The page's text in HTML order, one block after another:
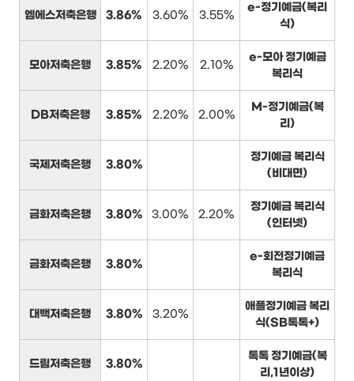
엠에스저축은행 3.86% 3.60% 3.55%
e-정기예금(복리
식)
모아저축은행 3.85% 2.20% 2.10%
e-모아 정기예금
복리식
DB저축은행 3.85% 2.20% 2.00%
M-정기예금(복
리)
국제저축은행 3.80%
정기예금 복리식
(비대면)
금화저축은행 3.80% 3.00% 2.20%
정기예금 복리식
(인터넷)
금화저축은행 3.80%
e-회전정기예금
복리식
대백저축은행 3.80% 3.20%
애플정기예금 복리
식(SB톡톡+)
드림저축은행 3.80%
톡톡 정기예금(복
리,1년이상)